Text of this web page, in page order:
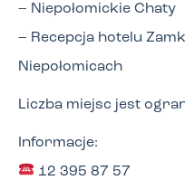
– Niepołomickie Chaty
– Recepcja hotelu
Niepołomicach
Liczba miejsc jest
Informacje:
12 395 87 57